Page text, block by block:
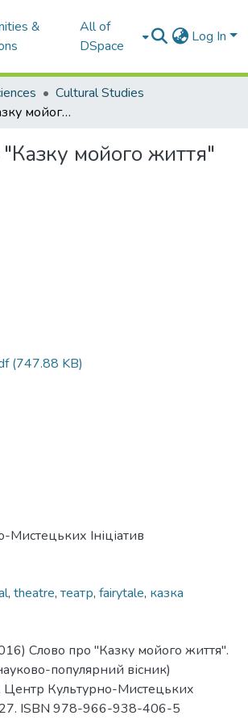
&
All of
DSpace
Log In
Cultural Studies
Слово про "Казку мойого життя"
мойого життя"
(747.88 KB)
Ініціатив
, theatre, театр, fairytale, казка
Слово про "Казку мойого життя".
популярний вісник)
Центр Культурно-Мистецьких
27. ISBN 978-966-938-406-5